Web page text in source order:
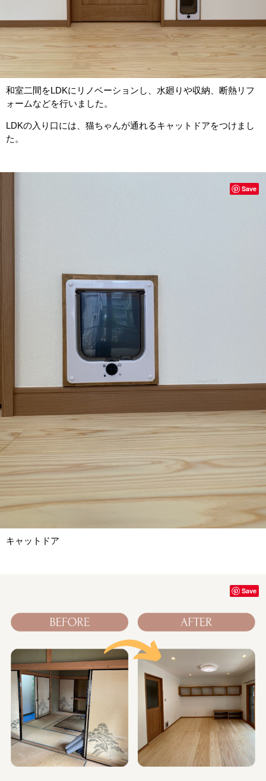
和室二間をLDKにリノベーションし、水廻りや収納、断熱リフ
ォームなどを行いました。
LDKの入り口には、猫ちゃんが通れるキャットドアをつけまし
た。
キャットドア
Save
Save